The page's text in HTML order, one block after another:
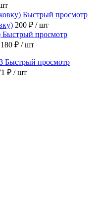
Быстрый просмотр
200 ₽ / шт
Быстрый просмотр
₽ / шт
Быстрый просмотр
₽ / шт